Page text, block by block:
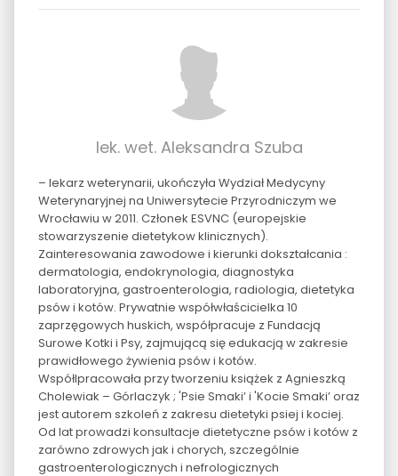
lek. wet. Aleksandra Szuba
– lekarz weterynarii, ukończyła Wydział Medycyny
Weterynaryjnej na Uniwersytecie Przyrodniczym we
Wrocławiu w 2011. Członek ESVNC (europejskie
stowarzyszenie dietetykow klinicznych).
Zainteresowania zawodowe i kierunki dokształcania :
dermatologia, endokrynologia, diagnostyka
laboratoryjna, gastroenterologia, radiologia, dietetyka
psów i kotów. Prywatnie współwłaścicielka 10
zaprzęgowych huskich, współpracuje z Fundacją
Surowe Kotki i Psy, zajmującą się edukacją w zakresie
prawidłowego żywienia psów i kotów.
Współlpracowała przy tworzeniu książek z Agnieszką
Cholewiak – Górlaczyk ; 'Psie Smaki’ i 'Kocie Smaki’ oraz
jest autorem szkoleń z zakresu dietetyki psiej i kociej.
Od lat prowadzi konsultacje dietetyczne psów i kotów z
zarówno zdrowych jak i chorych, szczególnie
gastroenterologicznych i nefrologicznych